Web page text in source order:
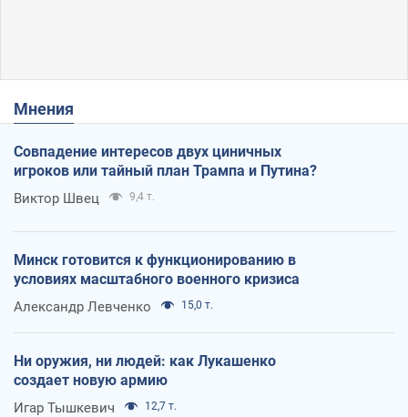
Мнения
Совпадение интересов двух циничных
игроков или тайный план Трампа и Путина?
Виктор Швец 9,4 т.
Минск готовится к функционированию в
условиях масштабного военного кризиса
Александр Левченко 15,0 т.
Ни оружия, ни людей: как Лукашенко
создает новую армию
Игар Тышкевич 12,7 т.